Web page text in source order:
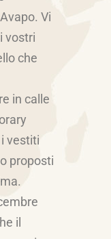
Vi
vostri
che
in calle
vestiti
proposti
il